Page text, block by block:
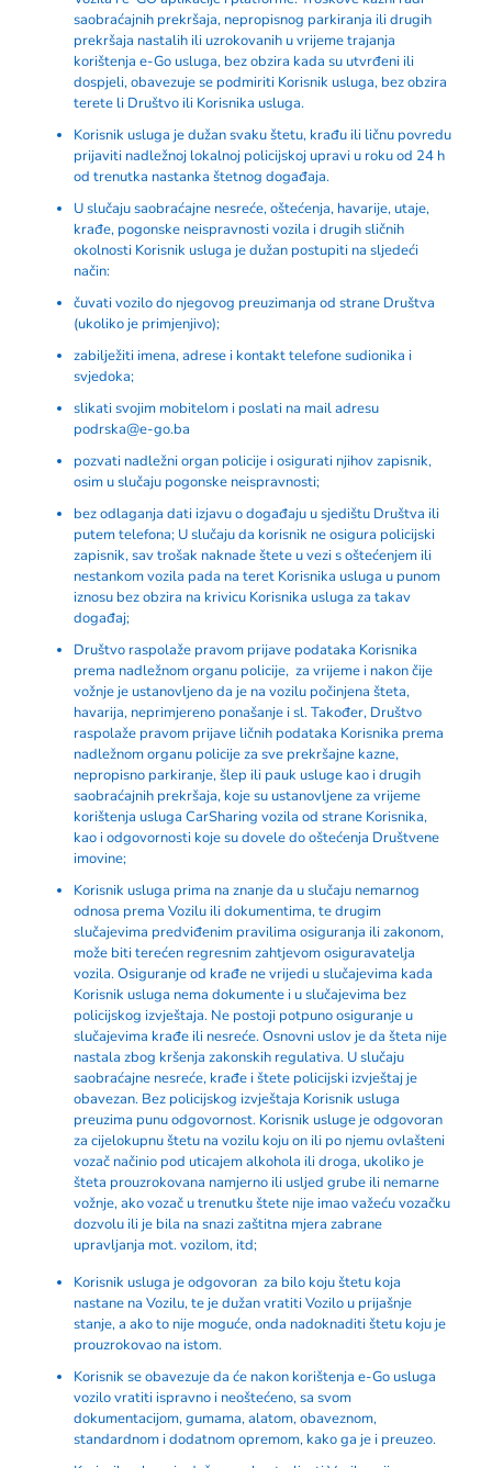
saobraćajnih prekršaja, nepropisnog parkiranja ili drugih
prekršaja nastalih ili uzrokovanih u vrijeme trajanja
korištenja e-Go usluga, bez obzira kada su utvrđeni ili
dospjeli, obavezuje se podmiriti Korisnik usluga, bez obzira
terete li Društvo ili Korisnika usluga.
Korisnik usluga je dužan svaku štetu, krađu ili ličnu povredu
prijaviti nadležnoj lokalnoj policijskoj upravi u roku od 24 h
od trenutka nastanka štetnog događaja.
U slučaju saobraćajne nesreće, oštećenja, havarije, utaje,
krađe, pogonske neispravnosti vozila i drugih sličnih
okolnosti Korisnik usluga je dužan postupiti na sljedeći
način:
čuvati vozilo do njegovog preuzimanja od strane Društva
(ukoliko je primjenjivo);
zabilježiti imena, adrese i kontakt telefone sudionika i
svjedoka;
slikati svojim mobitelom i poslati na mail adresu
podrska@e-go.ba
pozvati nadležni organ policije i osigurati njihov zapisnik,
osim u slučaju pogonske neispravnosti;
bez odlaganja dati izjavu o događaju u sjedištu Društva ili
putem telefona; U slučaju da korisnik ne osigura policijski
zapisnik, sav trošak naknade štete u vezi s oštećenjem ili
nestankom vozila pada na teret Korisnika usluga u punom
iznosu bez obzira na krivicu Korisnika usluga za takav
događaj;
Društvo raspolaže pravom prijave podataka Korisnika
prema nadležnom organu policije, za vrijeme i nakon čije
vožnje je ustanovljeno da je na vozilu počinjena šteta,
havarija, neprimjereno ponašanje i sl. Također, Društvo
raspolaže pravom prijave ličnih podataka Korisnika prema
nadležnom organu policije za sve prekršajne kazne,
nepropisno parkiranje, šlep ili pauk usluge kao i drugih
saobraćajnih prekršaja, koje su ustanovljene za vrijeme
korištenja usluga CarSharing vozila od strane Korisnika,
kao i odgovornosti koje su dovele do oštećenja Društvene
imovine;
Korisnik usluga prima na znanje da u slučaju nemarnog
odnosa prema Vozilu ili dokumentima, te drugim
slučajevima predviđenim pravilima osiguranja ili zakonom,
može biti terećen regresnim zahtjevom osiguravatelja
vozila. Osiguranje od krađe ne vrijedi u slučajevima kada
Korisnik usluga nema dokumente i u slučajevima bez
policijskog izvještaja. Ne postoji potpuno osiguranje u
slučajevima krađe ili nesreće. Osnovni uslov je da šteta nije
nastala zbog kršenja zakonskih regulativa. U slučaju
saobraćajne nesreće, krađe i štete policijski izvještaj je
obavezan. Bez policijskog izvještaja Korisnik usluga
preuzima punu odgovornost. Korisnik usluge je odgovoran
za cijelokupnu štetu na vozilu koju on ili po njemu ovlašteni
vozač načinio pod uticajem alkohola ili droga, ukoliko je
šteta prouzrokovana namjerno ili usljed grube ili nemarne
vožnje, ako vozač u trenutku štete nije imao važeću vozačku
dozvolu ili je bila na snazi zaštitna mjera zabrane
upravljanja mot. vozilom, itd;
Korisnik usluga je odgovoran za bilo koju štetu koja
nastane na Vozilu, te je dužan vratiti Vozilo u prijašnje
stanje, a ako to nije moguće, onda nadoknaditi štetu koju je
prouzrokovao na istom.
Korisnik se obavezuje da će nakon korištenja e-Go usluga
vozilo vratiti ispravno i neoštećeno, sa svom
dokumentacijom, gumama, alatom, obaveznom,
standardnom i dodatnom opremom, kako ga je i preuzeo.